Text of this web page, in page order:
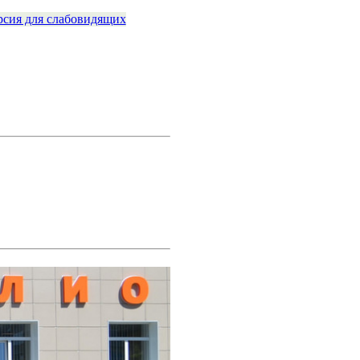
для слабовидящих